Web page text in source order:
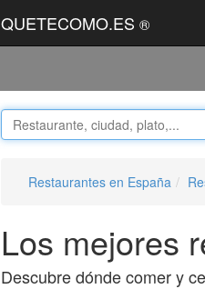
QUETECOMO.ES ®
Restaurantes en España
Los mejores
Descubre dónde comer y